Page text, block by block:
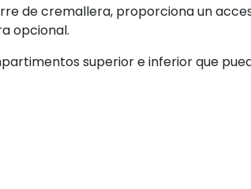
de cremallera, proporciona un
opcional.
superior e inferior que